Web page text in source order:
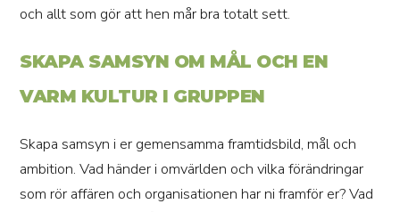
och allt som gör att hen mår bra totalt sett.
SKAPA SAMSYN OM MÅL OCH EN
VARM KULTUR I GRUPPEN
Skapa samsyn i er gemensamma framtidsbild, mål och
ambition. Vad händer i omvärlden och vilka förändringar
som rör affären och organisationen har ni framför er? Vad